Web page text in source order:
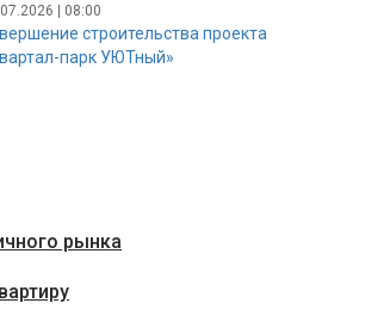
| 08:00
строительства проекта
парк УЮТный»
рынка